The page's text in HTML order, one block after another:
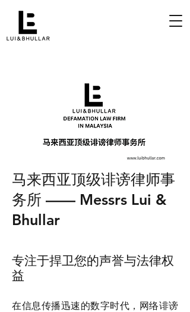
马来西亚顶级诽谤律师事
务所 —— Messrs Lui &
Bhullar
专注于捍卫您的声誉与法律权
益
在信息传播迅速的数字时代，网络诽谤